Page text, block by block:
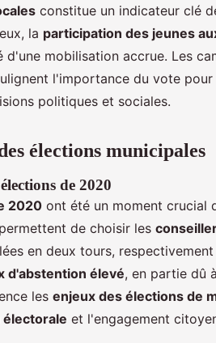
constitue un indicateur clé
la participation des jeunes
d'une mobilisation accrue. Les
l'importance du vote pour
politiques et sociales.
élections municipales
de 2020
2020 ont été un moment crucial
de choisir les
en deux tours,
d'abstention élevé, en partie dû
les enjeux des élections de
et l'engagement